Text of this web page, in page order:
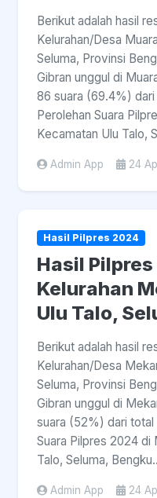
Berikut adalah hasil
Kelurahan/Desa
Seluma, Provinsi
Gibran unggul di
86 suara (69.4%) dari
Perolehan Suara
Kecamatan Ulu Talo,
Admin App 24
Hasil Pilpres 2024
Hasil
Kelurahan
Ulu Talo,
Berikut adalah hasil
Kelurahan/Desa
Seluma, Provinsi
Gibran unggul di
suara (52%) dari total
Suara Pilpres 2024 di
Talo, Seluma,
Admin App 24